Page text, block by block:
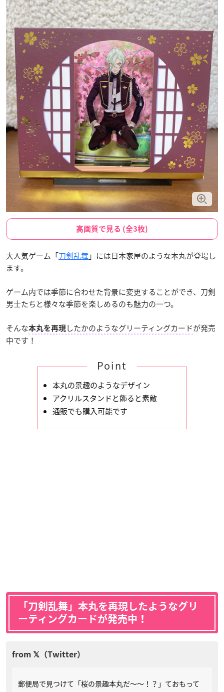
高画質で見る (全3枚)
大人気ゲーム「刀剣乱舞」には日本家屋のような本丸が登場し
ます。
ゲーム内では季節に合わせた背景に変更することができ、刀剣
男士たちと様々な季節を楽しめるのも魅力の一つ。
そんな本丸を再現 したかのようなグリーティングカードが発売
中です！
Point
本丸の景趣のようなデザイン
アクリルスタンドと飾ると素敵
通販でも購入可能です
「刀剣乱舞」本丸を再現したようなグリ
ーティングカードが発売中！
郵便局で見つけて「桜の景趣本丸だ〜〜！？」ておもって